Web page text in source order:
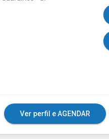
Ver perfil e AGENDAR